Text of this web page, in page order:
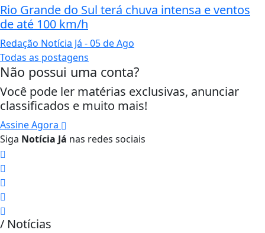
Rio Grande do Sul terá chuva intensa e ventos
de até 100 km/h
Redação Notícia Já - 05 de Ago
Todas as postagens
Não possui uma conta?
Você pode ler matérias exclusivas, anunciar
classificados e muito mais!
Assine Agora
Siga Notícia Já nas redes sociais
/ Notícias